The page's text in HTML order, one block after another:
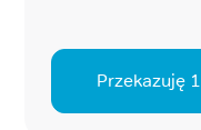
Przekazuję